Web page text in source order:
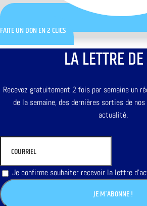
FAITE UN DON EN 2 CLICS
LA LETTRE
Recevez gratuitement 2 fois par semaine un
de la semaine, des dernières sorties de
actualité.
Je confirme souhaiter recevoir la lettre